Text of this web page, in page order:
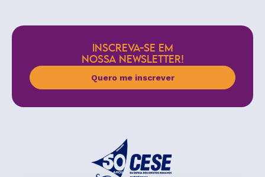
INSCREVA-SE EM
NOSSA NEWSLETTER!
Quero me inscrever